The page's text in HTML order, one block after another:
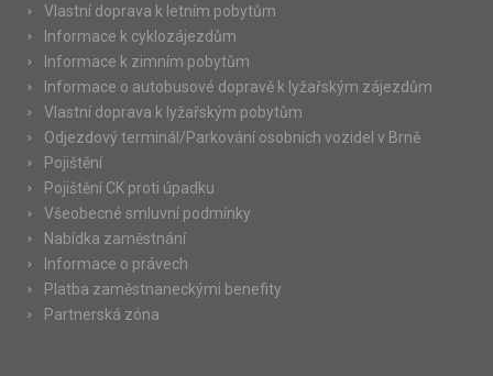
Vlastní doprava k letním pobytům
Informace k cyklozájezdům
Informace k zimním pobytům
Informace o autobusové dopravě k lyžařským zájezdům
Vlastní doprava k lyžařským pobytům
Odjezdový terminál/Parkování osobních vozidel v Brně
Pojištění
Pojištění CK proti úpadku
Všeobecné smluvní podmínky
Nabídka zaměstnání
Informace o právech
Platba zaměstnaneckými benefity
Partnerská zóna